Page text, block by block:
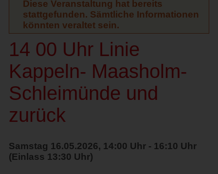
Diese Veranstaltung hat bereits
stattgefunden. Sämtliche Informationen
könnten veraltet sein.
14 00 Uhr Linie
Kappeln- Maasholm-
Schleimünde und
zurück
Samstag 16.05.2026, 14:00 Uhr - 16:10 Uhr
(Einlass 13:30 Uhr)